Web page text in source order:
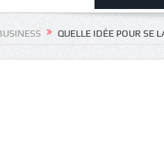
QUELLE IDÉE POUR SE